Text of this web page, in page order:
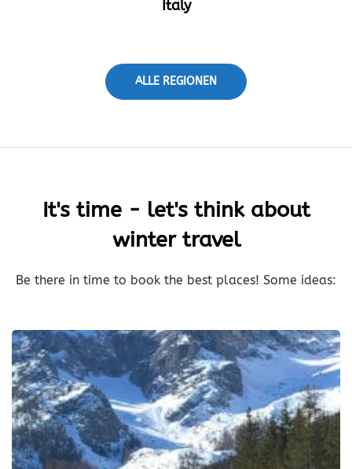
Italy
ALLE REGIONEN
It's time - let's think about
winter travel
Be there in time to book the best places! Some ideas: